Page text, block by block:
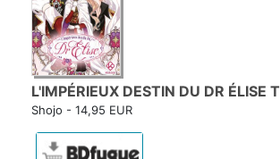
L'IMPÉRIEUX DESTIN DU DR ÉLISE
Shojo - 14,95 EUR